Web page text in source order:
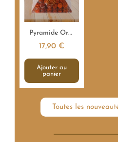
Aperçu rapidePyramide Orgonite Rudraksha Sacrée - 7,5 cm
17,90 €
Ajouter au
panier
Toutes les